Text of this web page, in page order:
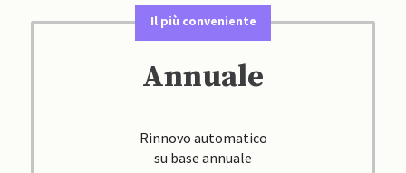
Il più conveniente
Annuale
Rinnovo automatico
su base annuale